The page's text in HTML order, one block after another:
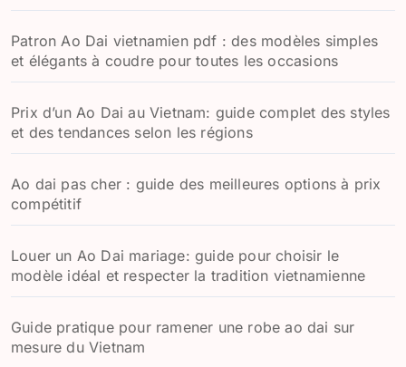
Patron Ao Dai vietnamien pdf : des modèles simples
et élégants à coudre pour toutes les occasions
Prix d’un Ao Dai au Vietnam: guide complet des styles
et des tendances selon les régions
Ao dai pas cher : guide des meilleures options à prix
compétitif
Louer un Ao Dai mariage: guide pour choisir le
modèle idéal et respecter la tradition vietnamienne
Guide pratique pour ramener une robe ao dai sur
mesure du Vietnam